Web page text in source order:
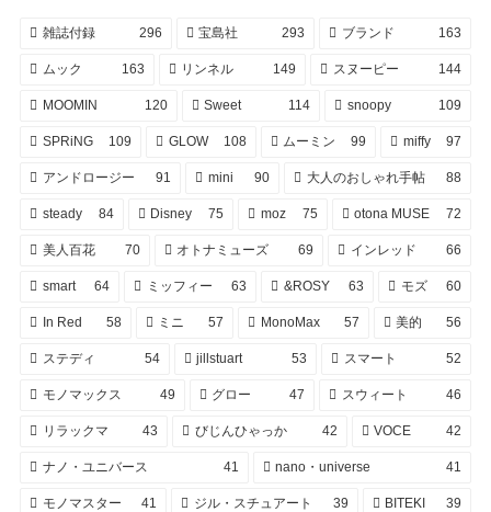
雑誌付録 296 宝島社 293 ブランド 163
ムック 163 リンネル 149 スヌーピー 144
MOOMIN 120 Sweet 114 snoopy 109
SPRiNG 109 GLOW 108 ムーミン 99 miffy 97
アンドロージー 91 mini 90 大人のおしゃれ手帖 88
steady 84 Disney 75 moz 75 otona MUSE 72
美人百花 70 オトナミューズ 69 インレッド 66
smart 64 ミッフィー 63 &ROSY 63 モズ 60
In Red 58 ミニ 57 MonoMax 57 美的 56
ステディ 54 jillstuart 53 スマート 52
モノマックス 49 グロー 47 スウィート 46
リラックマ 43 びじんひゃっか 42 VOCE 42
ナノ・ユニバース 41 nano・universe 41
モノマスター 41 ジル・スチュアート 39 BITEKI 39